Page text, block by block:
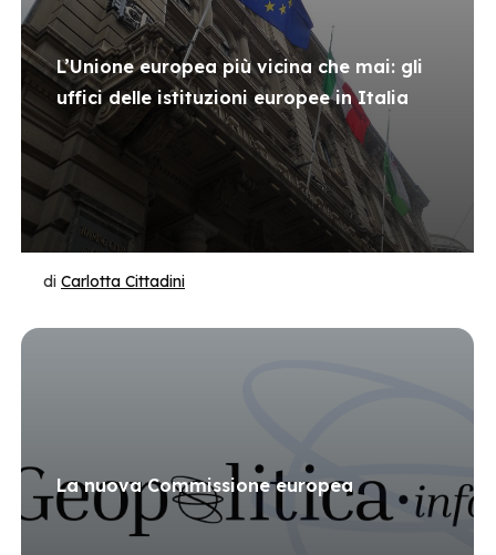
L’Unione europea più vicina che mai: gli
uffici delle istituzioni europee in Italia
di Carlotta Cittadini
La nuova Commissione europea